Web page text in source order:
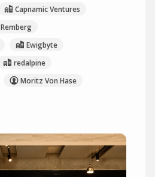
Capnamic Ventures
Remberg
Ewigbyte
redalpine
Moritz Von Hase